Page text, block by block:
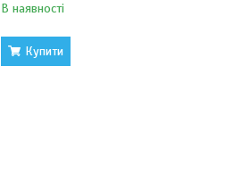
В наявності
Купити